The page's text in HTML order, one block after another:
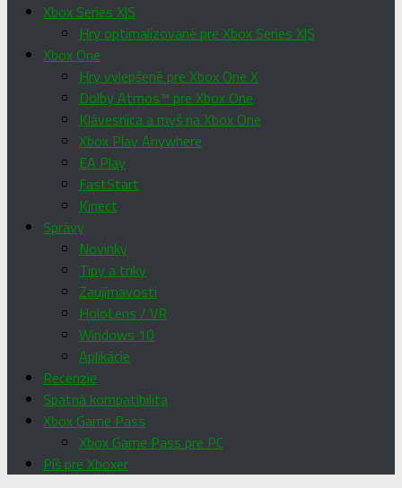
Xbox Series X|S
Hry optimalizované pre Xbox Series X|S
Xbox One
Hry vylepšené pre Xbox One X
Dolby Atmos™ pre Xbox One
Klávesnica a myš na Xbox One
Xbox Play Anywhere
EA Play
FastStart
Kinect
Správy
Novinky
Tipy a triky
Zaujímavosti
HoloLens / VR
Windows 10
Aplikácie
Recenzie
Spätná kompatibilita
Xbox Game Pass
Xbox Game Pass pre PC
Píš pre Xboxer